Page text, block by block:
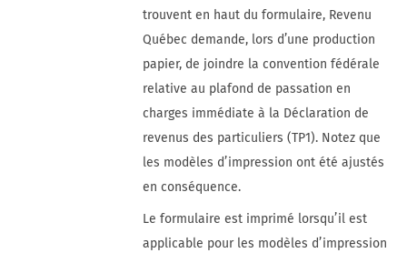
trouvent en haut du formulaire, Revenu
Québec demande, lors d’une production
papier, de joindre la convention fédérale
relative au plafond de passation en
charges immédiate à la Déclaration de
revenus des particuliers (TP1). Notez que
les modèles d’impression ont été ajustés
en conséquence.
Le formulaire est imprimé lorsqu’il est
applicable pour les modèles d’impression